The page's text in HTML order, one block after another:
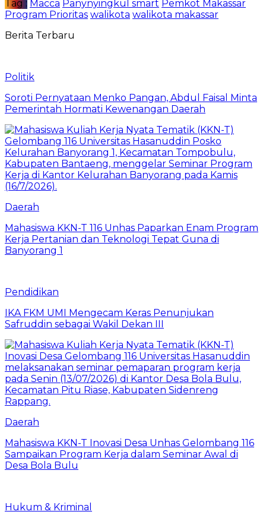
Tag : Macca Panynyingkul smart Pemkot Makassar
Program Prioritas walikota walikota makassar
Berita Terbaru
Politik
Soroti Pernyataan Menko Pangan, Abdul Faisal Minta
Pemerintah Hormati Kewenangan Daerah
Daerah
Mahasiswa KKN-T 116 Unhas Paparkan Enam Program
Kerja Pertanian dan Teknologi Tepat Guna di
Banyorang 1
Pendidikan
IKA FKM UMI Mengecam Keras Penunjukan
Safruddin sebagai Wakil Dekan III
Daerah
Mahasiswa KKN-T Inovasi Desa Unhas Gelombang 116
Sampaikan Program Kerja dalam Seminar Awal di
Desa Bola Bulu
Hukum & Kriminal